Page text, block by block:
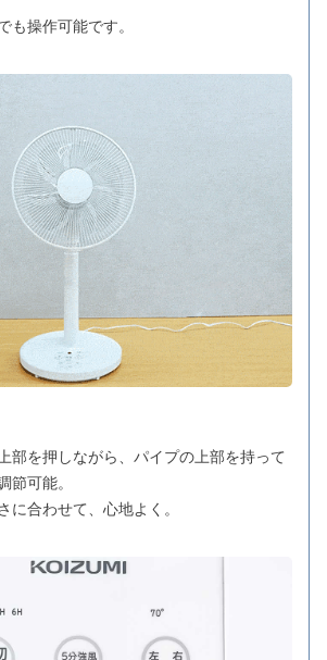
も操作可能です。
部を押しながら、パイプの上部を持って
節可能。
に合わせて、心地よく。